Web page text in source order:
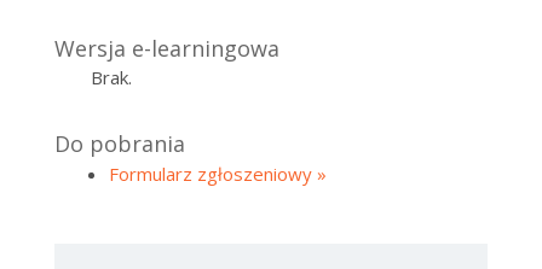
Wersja e-learningowa
Brak.
Do pobrania
Formularz zgłoszeniowy »